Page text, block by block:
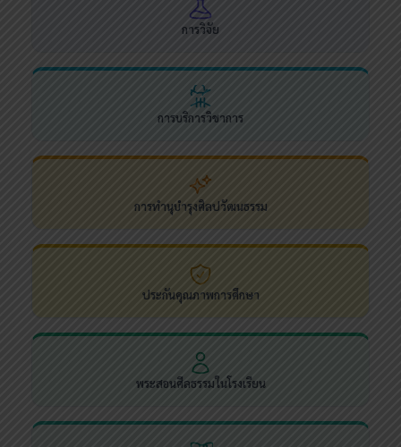
การวิจัย
การบริการวิชาการ
การทำนุบำรุงศิลปวัฒนธรรม
ประกันคุณภาพการศึกษา
พระสอนศีลธรรมในโรงเรียน